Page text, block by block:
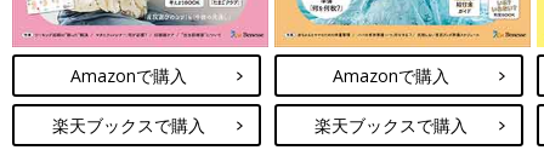
Amazonで購入
楽天ブックスで購入
Amazonで購入
楽天ブックスで購入